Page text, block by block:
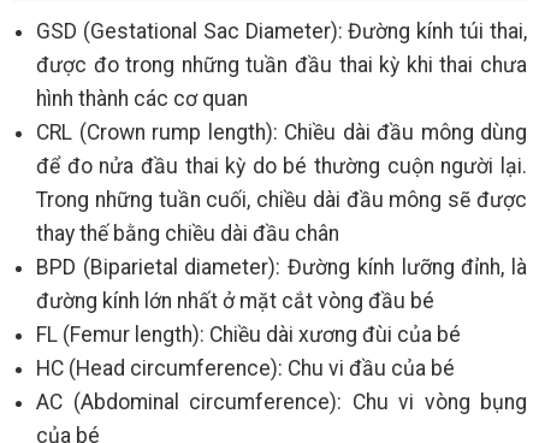
GSD (Gestational Sac Diameter): Đường kính túi thai,
được đo trong những tuần đầu thai kỳ khi thai chưa
hình thành các cơ quan
CRL (Crown rump length): Chiều dài đầu mông dùng
để đo nửa đầu thai kỳ do bé thường cuộn người lại.
Trong những tuần cuối, chiều dài đầu mông sẽ được
thay thế bằng chiều dài đầu chân
BPD (Biparietal diameter): Đường kính lưỡng đỉnh, là
đường kính lớn nhất ở mặt cắt vòng đầu bé
FL (Femur length): Chiều dài xương đùi của bé
HC (Head circumference): Chu vi đầu của bé
AC (Abdominal circumference): Chu vi vòng bụng
của bé